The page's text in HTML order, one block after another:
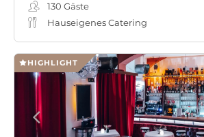
130 Gäste
Hauseigenes Catering
HIGHLIGHT